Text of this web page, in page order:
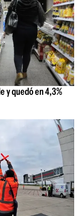
y quedó en 4,3%